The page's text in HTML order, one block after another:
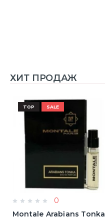
ХИТ ПРОДАЖ
TOP SALE
0
Montale Arabians Tonka